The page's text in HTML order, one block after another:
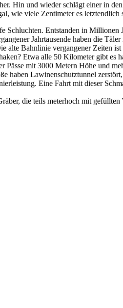
Hin und wieder schlägt einer in
wie viele Zentimeter es letztendlich
Entstanden in Millionen
Jahrtausende haben die
alte Bahnlinie vergangener Zeiten
Etwa alle 50 Kilometer gibt
mit 3000 Metern Höhe und
haben Lawinenschutztunnel
Eine Fahrt mit dieser
die teils meterhoch mit gefüllten